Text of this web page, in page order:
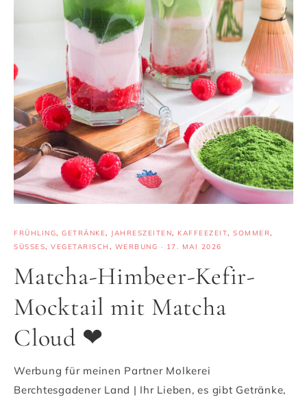
FRÜHLING, GETRÄNKE, JAHRESZEITEN, KAFFEEZEIT, SOMMER,
SÜSSES
, VEGETARISCH , WERBUNG · 17. MAI 2026
Matcha-Himbeer-Kefir-
Mocktail mit Matcha
Cloud ❤
Werbung für meinen Partner Molkerei
Berchtesgadener Land | Ihr Lieben, es gibt Getränke,